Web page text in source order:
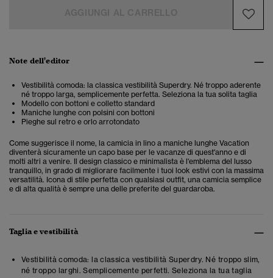
Note dell'editor
Vestibilità comoda: la classica vestibilità Superdry. Né troppo aderente
né troppo larga, semplicemente perfetta. Seleziona la tua solita taglia
Modello con bottoni e colletto standard
Maniche lunghe con polsini con bottoni
Pieghe sul retro e orlo arrotondato
Come suggerisce il nome, la camicia in lino a maniche lunghe Vacation
diventerà sicuramente un capo base per le vacanze di quest'anno e di
molti altri a venire. Il design classico e minimalista è l'emblema del lusso
tranquillo, in grado di migliorare facilmente i tuoi look estivi con la massima
versatilità. Icona di stile perfetta con qualsiasi outfit, una camicia semplice
e di alta qualità è sempre una delle preferite del guardaroba.
Taglia e vestibilità
Vestibilità comoda: la classica vestibilità Superdry. Né troppo slim,
né troppo larghi. Semplicemente perfetti. Seleziona la tua taglia